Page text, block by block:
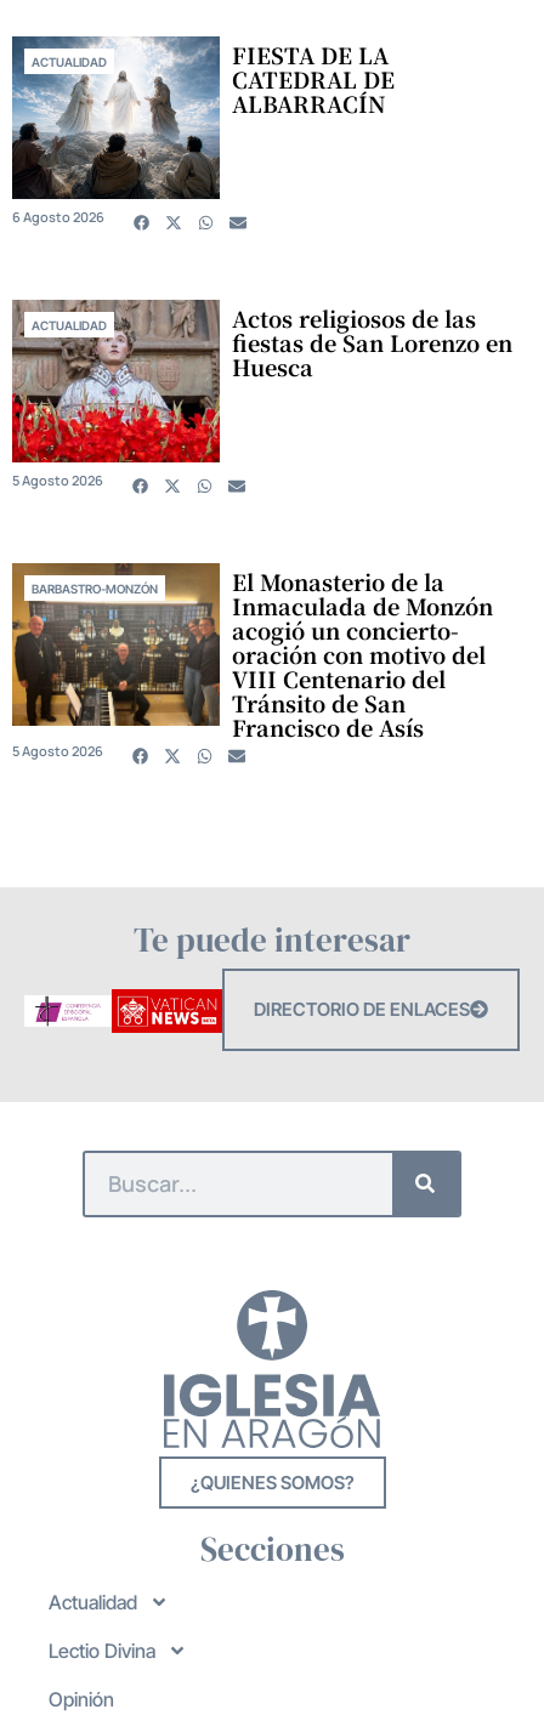
ACTUALIDAD FIESTA DE LA
CATEDRAL DE
ALBARRACÍN
6 Agosto 2026
ACTUALIDAD Actos religiosos de las
fiestas de San Lorenzo en
Huesca
5 Agosto 2026
BARBASTRO-MONZÓN El Monasterio de la
Inmaculada de Monzón
acogió un concierto-
oración con motivo del
VIII Centenario del
Tránsito de San
Francisco de Asís
5 Agosto 2026
Te puede interesar
DIRECTORIO DE ENLACES
¿QUIENES SOMOS?
Secciones
Actualidad
Lectio Divina
Opinión